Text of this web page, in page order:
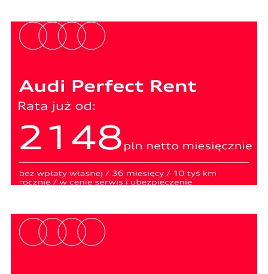
W związku z realizacją wymogów
Rozporządzenia Parlamentu Europejskiego i
Rady (UE) 2016/679 z dnia 27 kwietnia 2016 r. w
przetwarzaniem danych osobowych i w sprawie
swobodnego przepływu takich danych oraz
uchylenia dyrektywy 95/46/WE (ogólne
rozporządzenie o ochronie danych „RODO”),
informujemy o zasadach przetwarzania
Państwa danych osobowych oraz o
1. Współadministratorami danych osobowych
są: